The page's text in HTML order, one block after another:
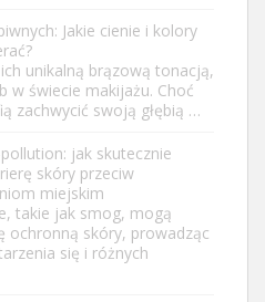
Jakie cienie i kolory
unikalną brązową tonacją,
w świecie makijażu. Choć
zachwycić swoją głębią …
jak skutecznie
skóry przeciw
miejskim
takie jak smog, mogą
ochronną skóry, prowadząc
się i różnych